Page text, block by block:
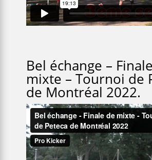
Bel échange –
mixte – Tournoi de
de Montréal 2022.